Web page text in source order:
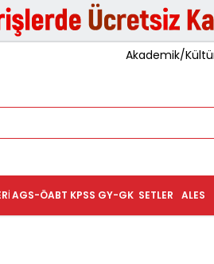
Akademik/
ALES
SETLER
KPSS GY-GK
AGS-ÖABT